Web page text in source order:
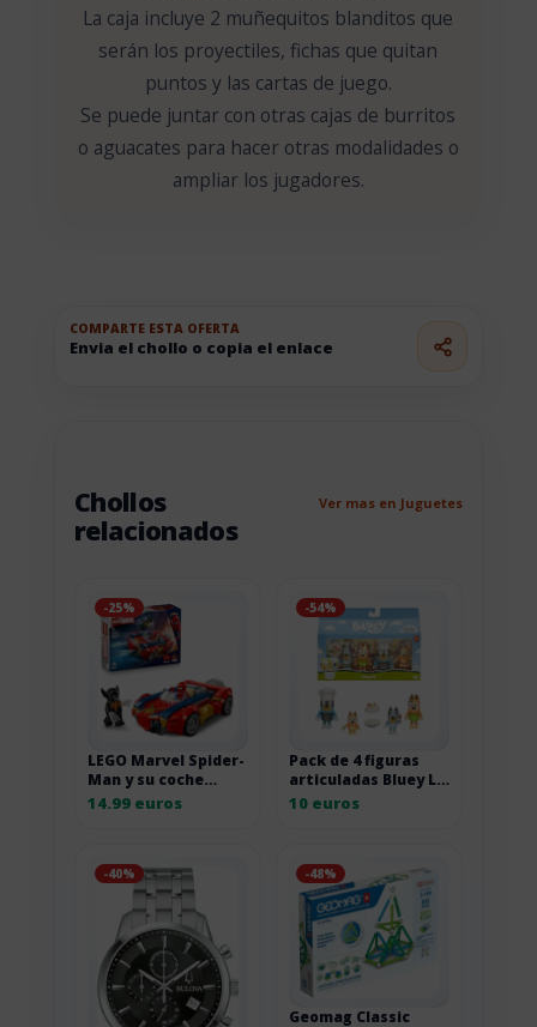
La caja incluye 2 muñequitos blanditos que
serán los proyectiles, fichas que quitan
puntos y las cartas de juego.
Se puede juntar con otras cajas de burritos
o aguacates para hacer otras modalidades o
ampliar los jugadores.
COMPARTE ESTA OFERTA
Envia el chollo o copia el enlace
Chollos
relacionados
Ver mas en Juguetes
-25%
LEGO Marvel Spider-
Man y su coche
contra Wolverine
14.99 euros
-54%
Pack de 4 figuras
articuladas Bluey Le
Pavlova
10 euros
-40% -48%
Geomag Classic